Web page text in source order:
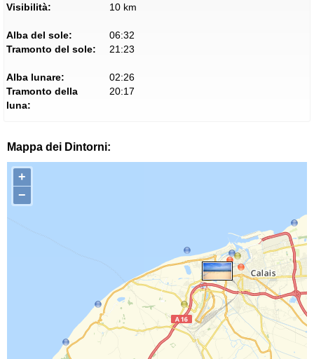
Visibilità:
10 km
Alba del sole:
06:32
Tramonto del sole:
21:23
Alba lunare:
02:26
Tramonto della
luna:
20:17
Mappa dei Dintorni:
+
−